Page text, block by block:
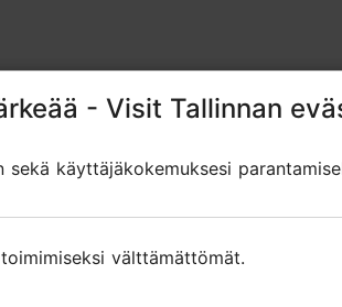
- Visit Tallinnan
käyttäjäkokemuksesi
välttämättömät.
- Visit Tallinnan
käyttäjäkokemuksesi
välttämättömät.